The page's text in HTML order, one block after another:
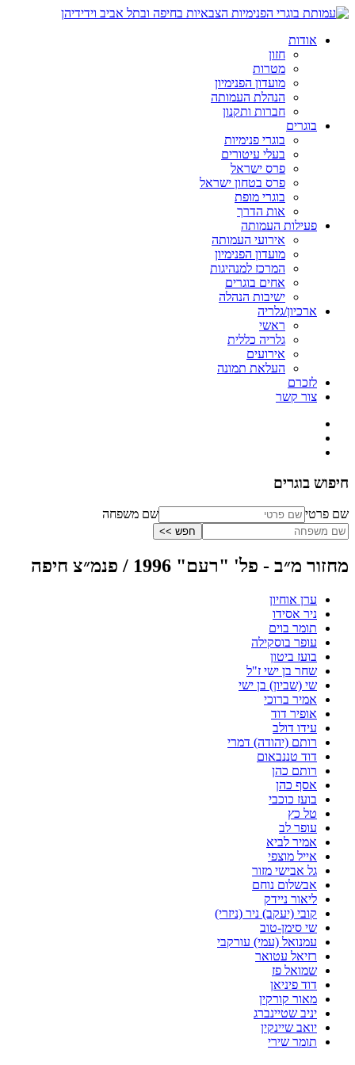
אודות
חזון
מטרות
מועדון הפנימיון
הנהלת העמותה
חברות ותקנון
בוגרים
בוגרי פנימיות
בעלי עיטורים
פרס ישראל
פרס בטחון ישראל
בוגרי מופת
אות הדרך
פעילות העמותה
אירועי העמותה
מועדון הפנימיון
המרכז למנהיגות
אחים בוגרים
ישיבות הנהלה
ארכיון/גלריה
ראשי
גלריה כללית
אירועים
העלאת תמונה
לזכרם
צור קשר
חיפוש בוגרים
שם פרטי שם משפחה
מחזור מ״ב - פל' "רעם" 1996 / פנמ״צ חיפה
ערן אוחיון
ניר אסידו
תומר בוים
עופר בוסקילה
בועז ביטון
שחר בן ישי ז"ל
שי (שביון) בן ישי
אמיר ברוכי
אופיר דוד
עידו דולב
רותם (יהודה) דמרי
דוד טננבאום
רותם כהן
אסף כהן
בועז כוכבי
טל כץ
עופר לב
אמיר לביא
אייל מוצפי
גל אבישי מזור
אבשלום נוחם
ליאור ניידק
קובי (יעקב) ניר (ניזרי)
שי סימן-טוב
עמנואל (עמי) עורקבי
רזיאל עטואר
שמואל פז
דוד פיניאן
מאור קורקין
יניב שטיינברג
יואב שיינקין
תומר שירי